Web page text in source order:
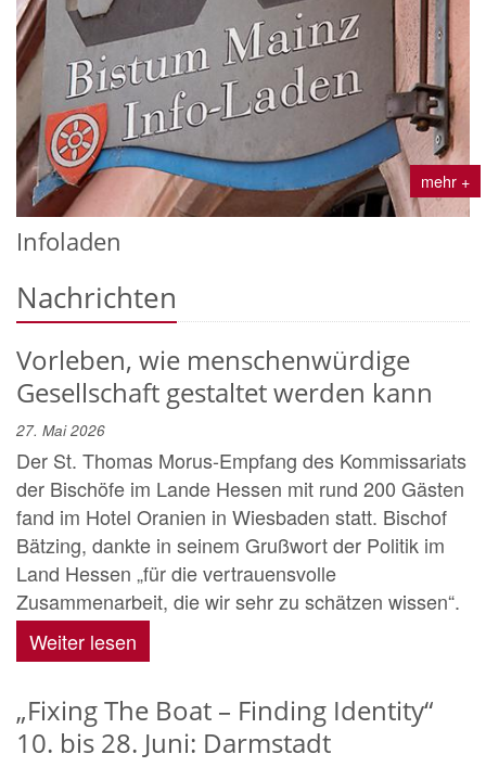
mehr +
Infoladen
Nachrichten
Vorleben, wie menschenwürdige
Gesellschaft gestaltet werden kann
27. Mai 2026
Der St. Thomas Morus-Empfang des Kommissariats
der Bischöfe im Lande Hessen mit rund 200 Gästen
fand im Hotel Oranien in Wiesbaden statt. Bischof
Bätzing, dankte in seinem Grußwort der Politik im
Land Hessen „für die vertrauensvolle
Zusammenarbeit, die wir sehr zu schätzen wissen“.
Weiter lesen
„Fixing The Boat – Finding Identity“
10. bis 28. Juni: Darmstadt